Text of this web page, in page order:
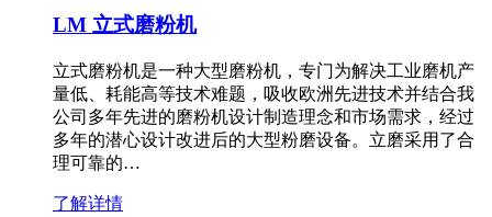
LM 立式磨粉机
立式磨粉机是一种大型磨粉机，专门为解决工业磨机产
量低、耗能高等技术难题，吸收欧洲先进技术并结合我
公司多年先进的磨粉机设计制造理念和市场需求，经过
多年的潜心设计改进后的大型粉磨设备。立磨采用了合
理可靠的…
了解详情